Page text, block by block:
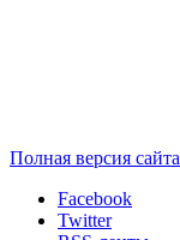
Полная версия сайта
Facebook
Twitter